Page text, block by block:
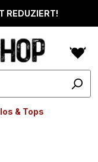
REDUZIERT!
& Tops